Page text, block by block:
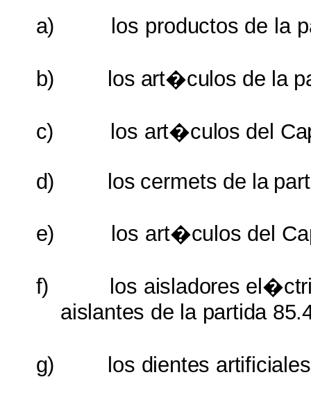
a) los productos de la
b) los art�culos de la
c) los art�culos del
d) los cermets de la
e) los art�culos del
f) los aisladores
aislantes de la partida
g) los dientes